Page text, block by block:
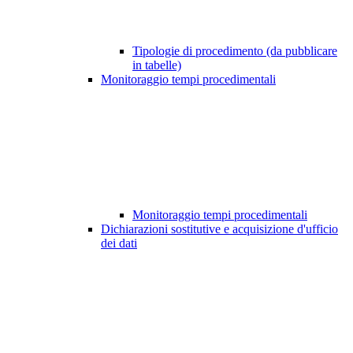
Tipologie di procedimento (da pubblicare
in tabelle)
Monitoraggio tempi procedimentali
Monitoraggio tempi procedimentali
Dichiarazioni sostitutive e acquisizione d'ufficio
dei dati